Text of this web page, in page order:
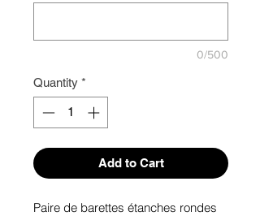
0/500
Quantity *
Add to Cart
Paire de barettes étanches rondes